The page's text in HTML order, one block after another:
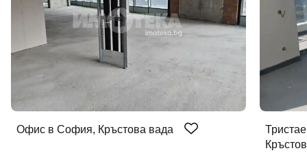
Офис в София, Кръстова вада